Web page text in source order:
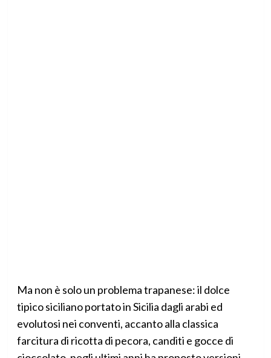
Ma non è solo un problema trapanese: il dolce
tipico siciliano portato in Sicilia dagli arabi ed
evolutosi nei conventi, accanto alla classica
farcitura di ricotta di pecora, canditi e gocce di